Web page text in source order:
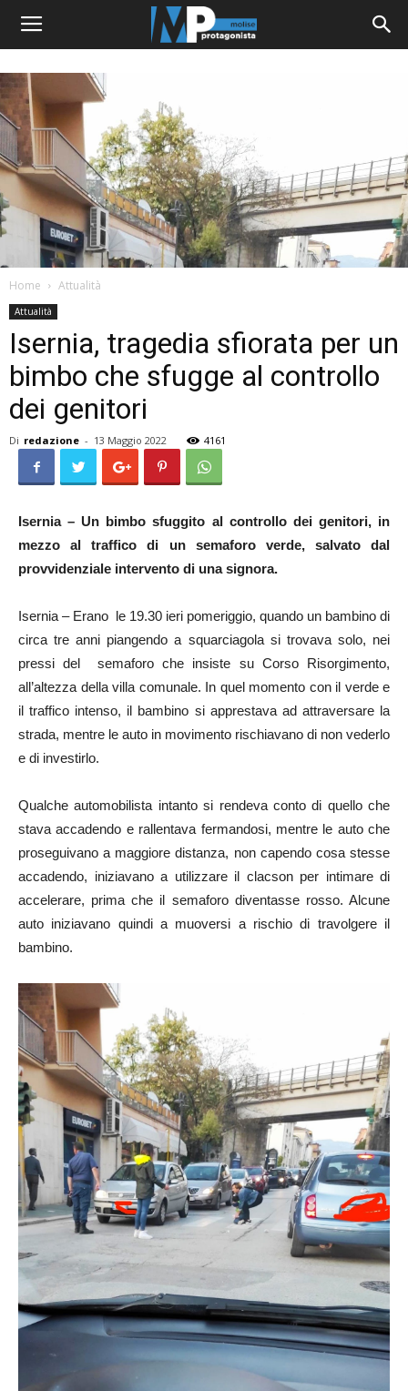
Home Attualità
Attualità
Isernia, tragedia sfiorata per un
bimbo che sfugge al controllo
dei genitori
Di redazione - 13 Maggio 2022 4161
Isernia – Un bimbo sfuggito al controllo dei genitori, in
mezzo al traffico di un semaforo verde, salvato dal
provvidenziale intervento di una signora.
Isernia – Erano le 19.30 ieri pomeriggio, quando un bambino di
circa tre anni piangendo a squarciagola si trovava solo, nei
pressi del semaforo che insiste su Corso Risorgimento,
all’altezza della villa comunale. In quel momento con il verde e
il traffico intenso, il bambino si apprestava ad attraversare la
strada, mentre le auto in movimento rischiavano di non vederlo
e di investirlo.
Qualche automobilista intanto si rendeva conto di quello che
stava accadendo e rallentava fermandosi, mentre le auto che
proseguivano a maggiore distanza, non capendo cosa stesse
accadendo, iniziavano a utilizzare il clacson per intimare di
accelerare, prima che il semaforo diventasse rosso. Alcune
auto iniziavano quindi a muoversi a rischio di travolgere il
bambino.